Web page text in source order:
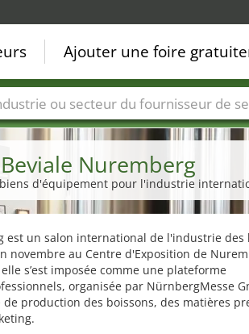
Nuremberg
d'équipement pour l'industrie
est un salon international de l'industrie des
novembre au Centre d'Exposition de
s’est imposée comme une plateforme
organisée par NürnbergMesse
production des boissons, des matières
Ajouter une foire
de foire Secteurs du fournisseur de